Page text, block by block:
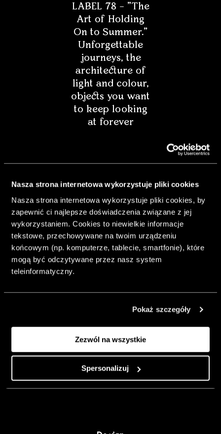
Nasza strona internetowa wykorzystuje pliki cookies
Nasza strona internetowa wykorzystuje pliki cookies, by
zapewnić ci najlepsze doświadczenia związane z jej
wykorzystaniem. Cookies to niewielkie informacje
tekstowe, przechowywane na twoim urządzeniu
końcowym (np. komputerze, tablecie, smartfonie), które
mogą być odczytywane przez nasz system
teleinformatyczny.
Pokaż szczegóły
Zezwól na wszystkie
Spersonalizuj
LABEL 78 – "The
Art of Holding
On to Summer."
Unforgettable
journeys, the
architecture of
light and colour,
objects you want
to keep looking
at forever
& Living 40 "A
Yours. Dare to
craft as the
starting point for
interiors full of
character."